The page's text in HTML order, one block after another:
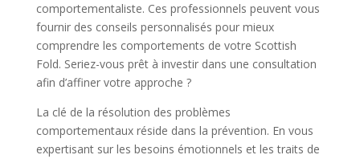
comportementaliste. Ces professionnels peuvent vous
fournir des conseils personnalisés pour mieux
comprendre les comportements de votre Scottish
Fold. Seriez-vous prêt à investir dans une consultation
afin d’affiner votre approche ?
La clé de la résolution des problèmes
comportementaux réside dans la prévention. En vous
expertisant sur les besoins émotionnels et les traits de